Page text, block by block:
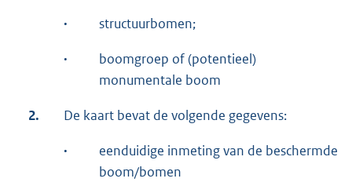
· structuurbomen;
·
boomgroep of (potentieel)
monumentale boom
2. De kaart bevat de volgende gegevens:
·
eenduidige inmeting van de beschermde
boom/bomen